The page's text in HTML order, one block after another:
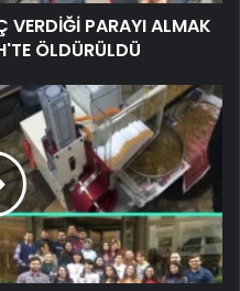
VERDİĞİ PARAYI ALMAK
ÖLDÜRÜLDÜ